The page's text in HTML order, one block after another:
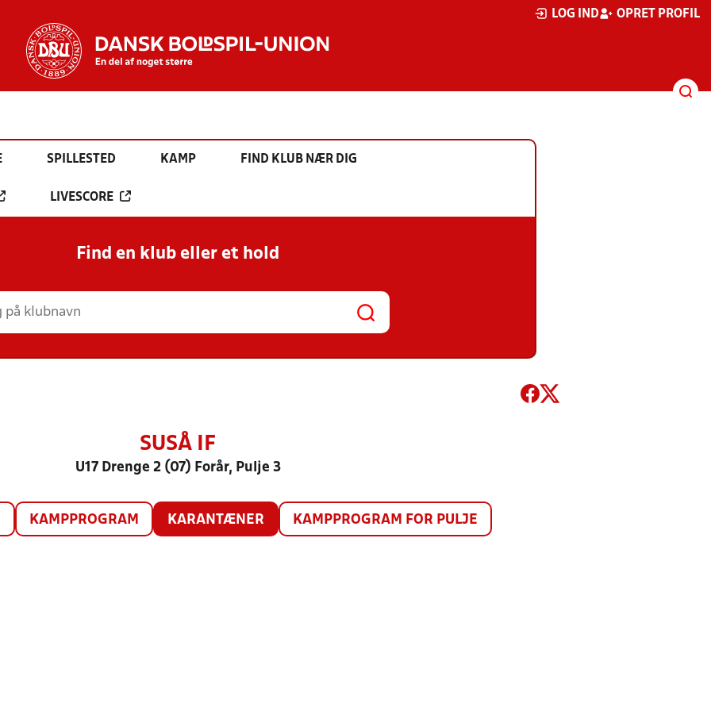
LOG IND OPRET PROFIL
SPILLESTED KAMP FIND KLUB NÆR DIG
LIVESCORE
Find en klub eller et hold
SUSÅ IF
U17 Drenge 2 (07) Forår, Pulje 3
KAMPPROGRAM KARANTÆNER KAMPPROGRAM FOR PULJE